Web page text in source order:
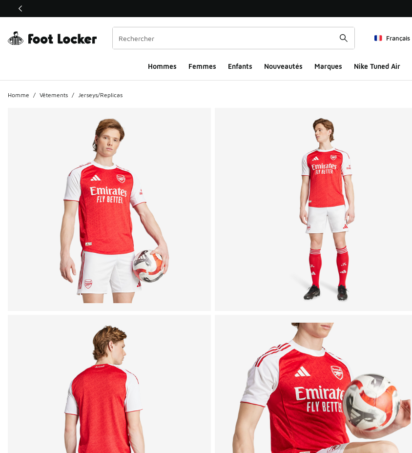
Ce lien ouvrira une nouvelle fenêtre
Français
Hommes​ Femmes Enfants Nouveautés Marques Nike Tuned Air
Homme / Vêtements / Jerseys/Replicas